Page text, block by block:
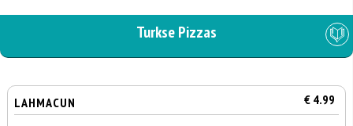
Turkse Pizzas
LAHMACUN € 4.99